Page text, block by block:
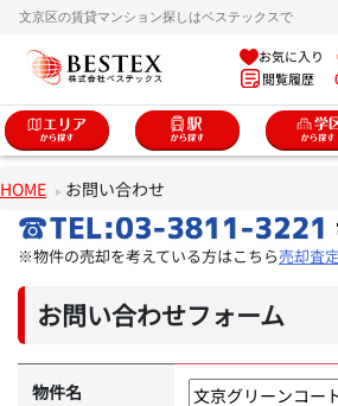
文京区の賃貸マンション探しはベステックスで
お気に入り
閲覧履歴
HOME お問い合わせ
※物件の売却を考えている方はこちら売却査
お問い合わせフォーム
物件名